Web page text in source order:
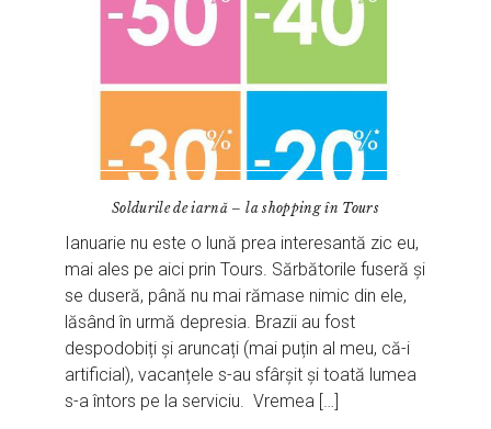
Soldurile de iarnă – la shopping în Tours
Ianuarie nu este o lună prea interesantă zic eu,
mai ales pe aici prin Tours. Sărbătorile fuseră și
se duseră, până nu mai rămase nimic din ele,
lăsând în urmă depresia. Brazii au fost
despodobiți și aruncați (mai puțin al meu, că-i
artificial), vacanțele s-au sfârșit și toată lumea
s-a întors pe la serviciu. Vremea […]